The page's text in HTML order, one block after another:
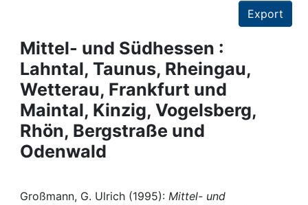
Projects
People
Institutions
Awards
Export
Mittel- und Südhessen :
Lahntal, Taunus, Rheingau,
Wetterau, Frankfurt und
Maintal, Kinzig, Vogelsberg,
Rhön, Bergstraße und
Odenwald
Großmann, G. Ulrich (1995): Mittel- und